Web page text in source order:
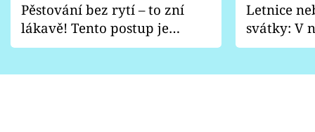
Pěstování bez rytí – to zní
lákavě! Tento postup je
vhodný jen pro některé
Letnice
svátky: V
pondělí